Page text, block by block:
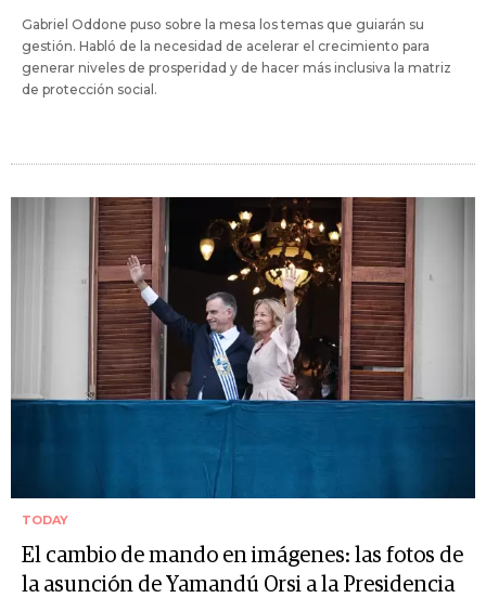
Gabriel Oddone puso sobre la mesa los temas que guiarán su
gestión. Habló de la necesidad de acelerar el crecimiento para
generar niveles de prosperidad y de hacer más inclusiva la matriz
de protección social.
TODAY
El cambio de mando en imágenes: las fotos de
la asunción de Yamandú Orsi a la Presidencia